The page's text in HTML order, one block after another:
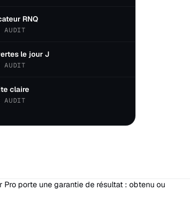
RNQ
AUDIT
le jour J
AUDIT
claire
AUDIT
porte une garantie de résultat : obtenu ou